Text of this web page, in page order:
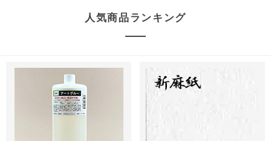
人気商品ランキング